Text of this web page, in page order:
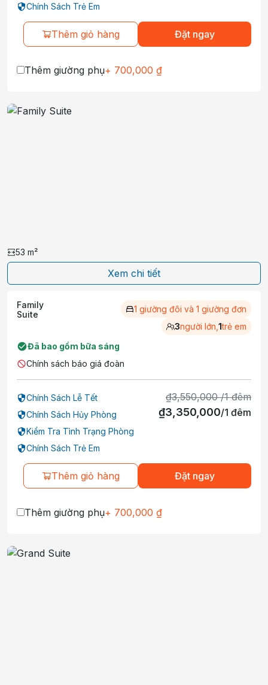
Chính Sách Trẻ Em
Thêm giỏ hàng Đặt ngay
Thêm giường phụ+ 700,000 ₫
53 m²
Xem chi tiết
Family
Suite
1 giường đôi và 1 giường đơn
3người lớn, 1trẻ em
Đã bao gồm bữa sáng
Chính sách báo giá đoàn
Chính Sách Lễ Tết
Chính Sách Hủy Phòng
Kiểm Tra Tình Trạng Phòng
Chính Sách Trẻ Em
₫3,550,000 /1 đêm
₫3,350,000/1 đêm
Thêm giỏ hàng Đặt ngay
Thêm giường phụ+ 700,000 ₫